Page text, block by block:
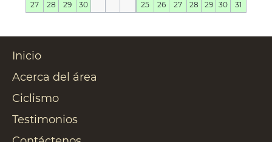
27
28 29 30
25
26 27 28 29 30 31
Inicio
Acerca del área
Ciclismo
Testimonios